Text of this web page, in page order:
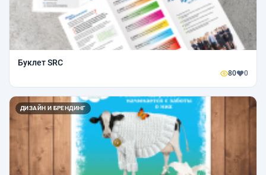
Буклет SRC
80 0
ДИЗАЙН И БРЕНДИНГ